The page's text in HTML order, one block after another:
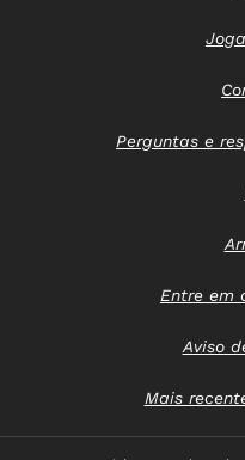
Perguntas e
Entre em
Aviso
Mais